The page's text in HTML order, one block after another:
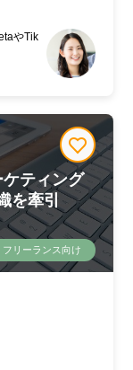
やTik
ティング
を牽引
フリーランス向け